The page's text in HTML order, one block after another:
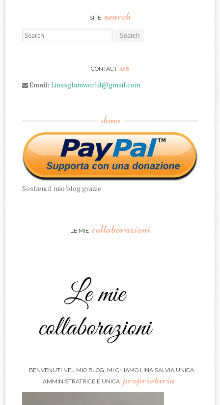
SITE search
Search for:
CONTACT us
Email: Linasglamworld@gmail.com
dona
Sostieni il mio blog grazie
LE MIE collaborazioni
BENVENUTI NEL MIO BLOG, MI CHIAMO LINA SALVIA UNICA
AMMINISTRATRICE E UNICA proprietaria